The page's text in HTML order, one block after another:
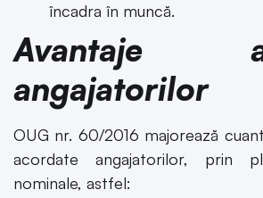
încadra în muncă.
Avantaje
angajatorilor
OUG nr. 60/2016 majorează
acordate angajatorilor, prin
nominale, astfel: